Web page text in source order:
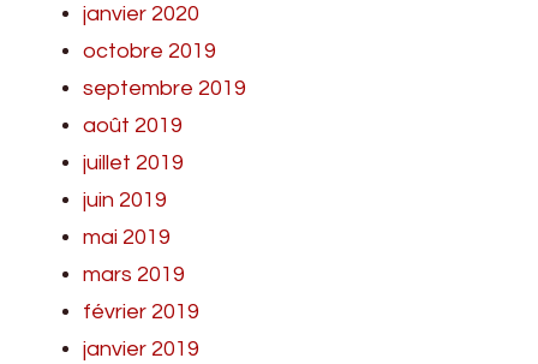
janvier 2020
octobre 2019
septembre 2019
août 2019
juillet 2019
juin 2019
mai 2019
mars 2019
février 2019
janvier 2019